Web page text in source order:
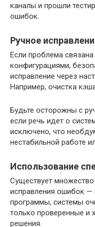
каналы и прошли
ошибок.
Ручное
Если проблема
конфигурациями,
исправление через
Например, очистка
Будьте осторожны с
если речь идет о
исключено, что
нестабильной работе
Использование
Существует множество
исправления ошибок —
программы, системы
только проверенные и
решения.